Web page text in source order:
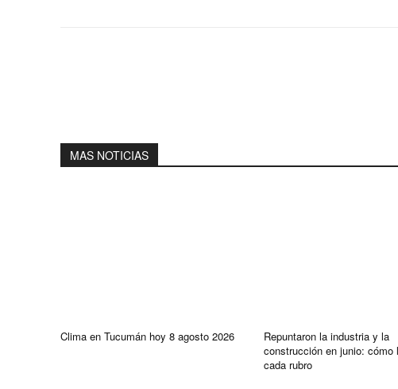
MAS NOTICIAS
Clima en Tucumán hoy 8 agosto 2026
Repuntaron la industria y la
construcción en junio: cómo
cada rubro